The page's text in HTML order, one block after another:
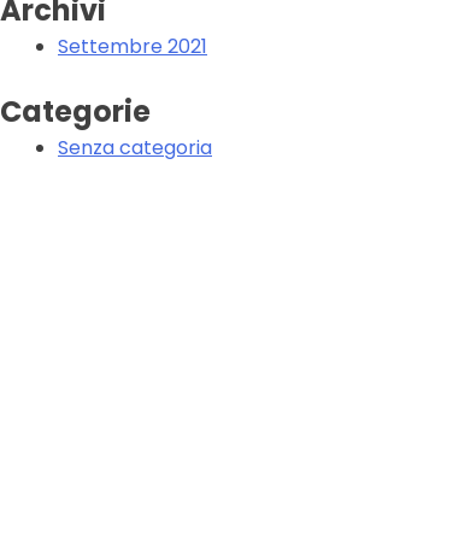
Archivi
Settembre 2021
Categorie
Senza categoria